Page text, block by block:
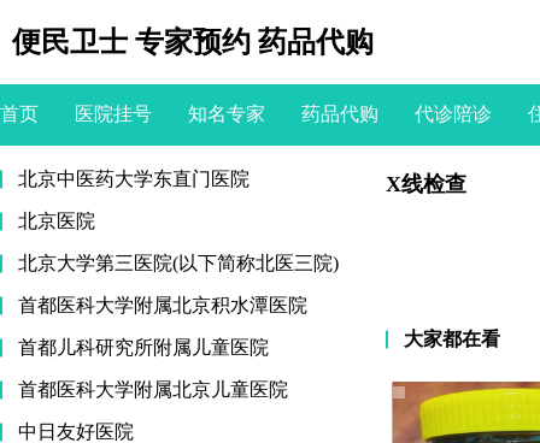
便民卫士 专家预约 药品代购
首页 医院挂号 知名专家 药品代购 代诊陪诊
北京中医药大学东直门医院
北京医院
北京大学第三医院(以下简称北医三院)
首都医科大学附属北京积水潭医院
首都儿科研究所附属儿童医院
首都医科大学附属北京儿童医院
中日友好医院
X线检查
大家都在看